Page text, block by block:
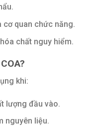
cơ quan chức năng.
chất nguy hiểm.
khi:
lượng đầu vào.
nguyên liệu.